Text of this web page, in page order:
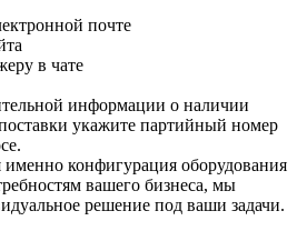
почте
в чате
информации о наличии
укажите партийный номер
именно конфигурация оборудования
вашего бизнеса, мы
решение под ваши задачи.